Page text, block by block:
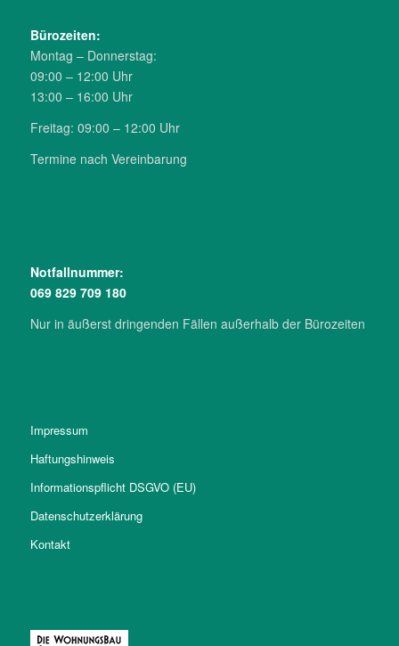
Büro­zeiten:
Montag – Donnerstag:
09:00 – 12:00 Uhr
13:00 – 16:00 Uhr
Freitag: 09:00 – 12:00 Uhr
Termine nach Verein­barung
Notfall­nummer:
069 829 709 180
Nur in äußerst drin­genden Fällen außerhalb der Büro­zeiten
Im­pres­sum
Haf­tungs­hinweis
Infor­mations­pflicht DSGVO (EU)
Daten­schutz­erklärung
Kontakt